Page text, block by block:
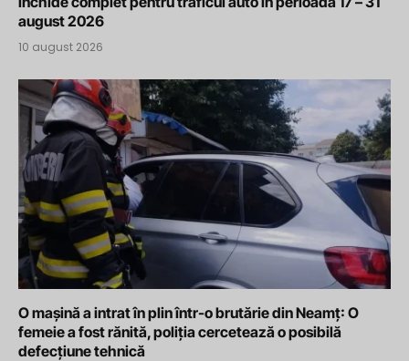
august 2026
10 august 2026
O mașină a intrat în plin într-o brutărie din Neamț: O
femeie a fost rănită, poliția cercetează o posibilă
defecțiune tehnică